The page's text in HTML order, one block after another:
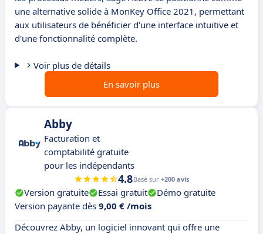
une alternative solide à MonKey Office 2021, permettant
aux utilisateurs de bénéficier d'une interface intuitive et
d'une fonctionnalité complète.
Voir plus de détails
En savoir plus
Abby
Facturation et
comptabilité gratuite
pour les indépendants
4.8Basé sur +200 avis
Version gratuite Essai gratuit
Démo gratuite
Version payante dès 9,00 € /mois
Découvrez Abby, un logiciel innovant qui offre une